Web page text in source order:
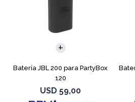
Batería JBL 200 para PartyBox
120
USD 59,00